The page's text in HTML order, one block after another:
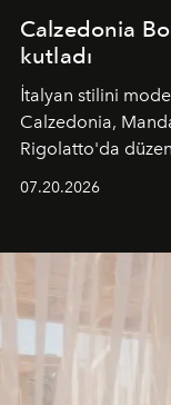
Calzedonia
kutladı
İtalyan stilini
Calzedonia,
Rigolatto'da
07.20.2026